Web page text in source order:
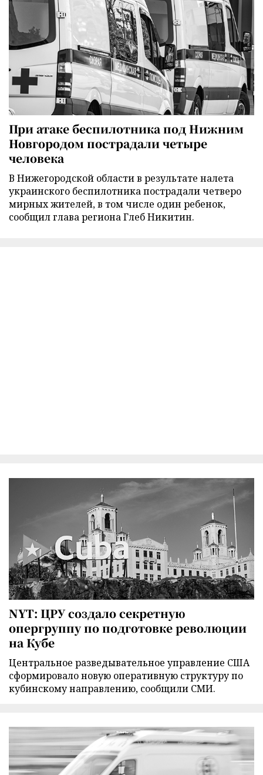
При атаке беспилотника под Нижним
Новгородом пострадали четыре
человека
В Нижегородской области в результате налета
украинского беспилотника пострадали четверо
мирных жителей, в том числе один ребенок,
сообщил глава региона Глеб Никитин.
NYT: ЦРУ создало секретную
опергруппу по подготовке революции
на Кубе
Центральное разведывательное управление США
сформировало новую оперативную структуру по
кубинскому направлению, сообщили СМИ.